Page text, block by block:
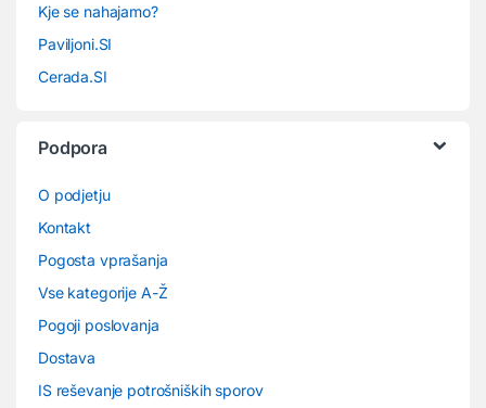
Kje se nahajamo?
Paviljoni.SI
Cerada.SI
Podpora
O podjetju
Kontakt
Pogosta vprašanja
Vse kategorije A-Ž
Pogoji poslovanja
Dostava
IS reševanje potrošniških sporov